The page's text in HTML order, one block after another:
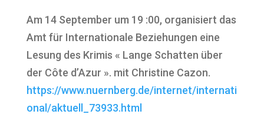
Am 14 September um 19 :00, organisiert das
Amt für Internationale Beziehungen eine
Lesung des Krimis « Lange Schatten über
der Côte d’Azur ». mit Christine Cazon.
https://www.nuernberg.de/internet/internati
onal/aktuell_73933.html